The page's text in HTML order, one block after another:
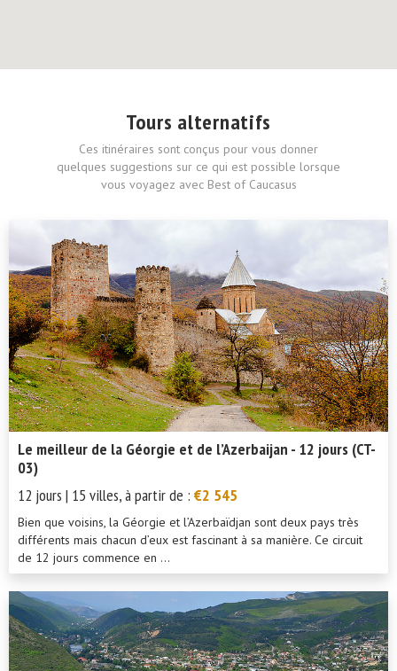
Tours alternatifs
Ces itinéraires sont conçus pour vous donner
quelques suggestions sur ce qui est possible lorsque
vous voyagez avec Best of Caucasus
Le meilleur de la Géorgie et de l’Azerbaijan - 12 jours (CT-
03)
12 jours | 15 villes, à partir de :€2 545
Bien que voisins, la Géorgie et l’Azerbaïdjan sont deux pays très
différents mais chacun d’eux est fascinant à sa manière. Ce circuit
de 12 jours commence en ...